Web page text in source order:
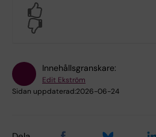
Innehållsgranskare:
Edit Ekström
Sidan uppdaterad:2026-06-24